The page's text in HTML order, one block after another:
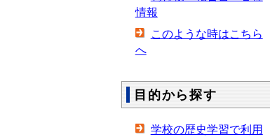
情報
このような時はこちら
へ
目的から探す
学校の歴史学習で利用